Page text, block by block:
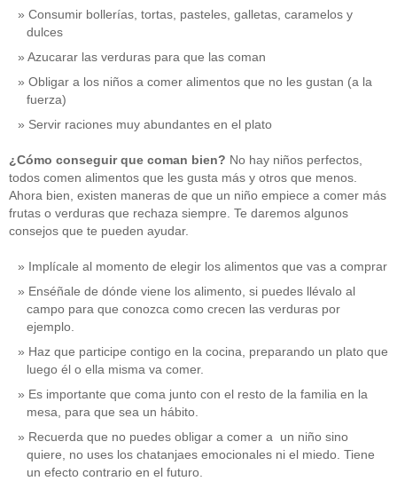
Consumir bollerías, tortas, pasteles, galletas, caramelos y
dulces
Azucarar las verduras para que las coman
Obligar a los niños a comer alimentos que no les gustan (a la
fuerza)
Servir raciones muy abundantes en el plato
¿Cómo conseguir que coman bien? No hay niños perfectos,
todos comen alimentos que les gusta más y otros que menos.
Ahora bien, existen maneras de que un niño empiece a comer más
frutas o verduras que rechaza siempre. Te daremos algunos
consejos que te pueden ayudar.
Implícale al momento de elegir los alimentos que vas a comprar
Enséñale de dónde viene los alimento, si puedes llévalo al
campo para que conozca como crecen las verduras por
ejemplo.
Haz que participe contigo en la cocina, preparando un plato que
luego él o ella misma va comer.
Es importante que coma junto con el resto de la familia en la
mesa, para que sea un hábito.
Recuerda que no puedes obligar a comer a un niño sino
quiere, no uses los chatanjaes emocionales ni el miedo. Tiene
un efecto contrario en el futuro.